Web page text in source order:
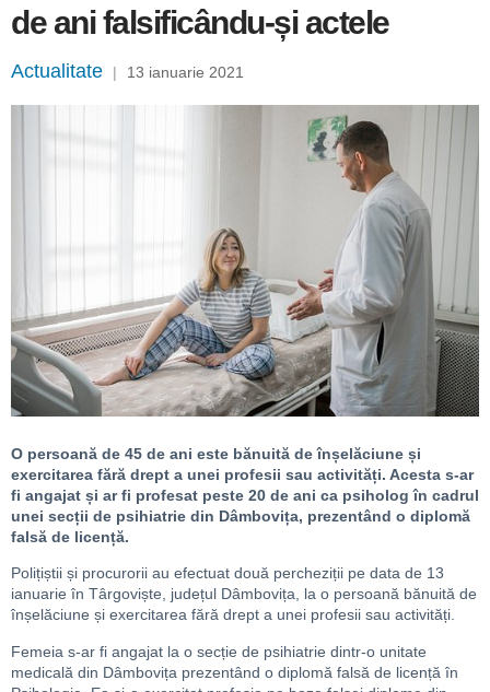
de ani falsificându-și actele
Actualitate | 13 ianuarie 2021
O persoană de 45 de ani este bănuită de înșelăciune și
exercitarea fără drept a unei profesii sau activități. Acesta s-ar
fi angajat și ar fi profesat peste 20 de ani ca psiholog în cadrul
unei secții de psihiatrie din Dâmbovița, prezentând o diplomă
falsă de licență.
Polițiștii și procurorii au efectuat două percheziții pe data de 13
ianuarie în Târgoviște, județul Dâmbovița, la o persoană bănuită de
înșelăciune și exercitarea fără drept a unei profesii sau activități.
Femeia s-ar fi angajat la o secție de psihiatrie dintr-o unitate
medicală din Dâmbovița prezentând o diplomă falsă de licență în